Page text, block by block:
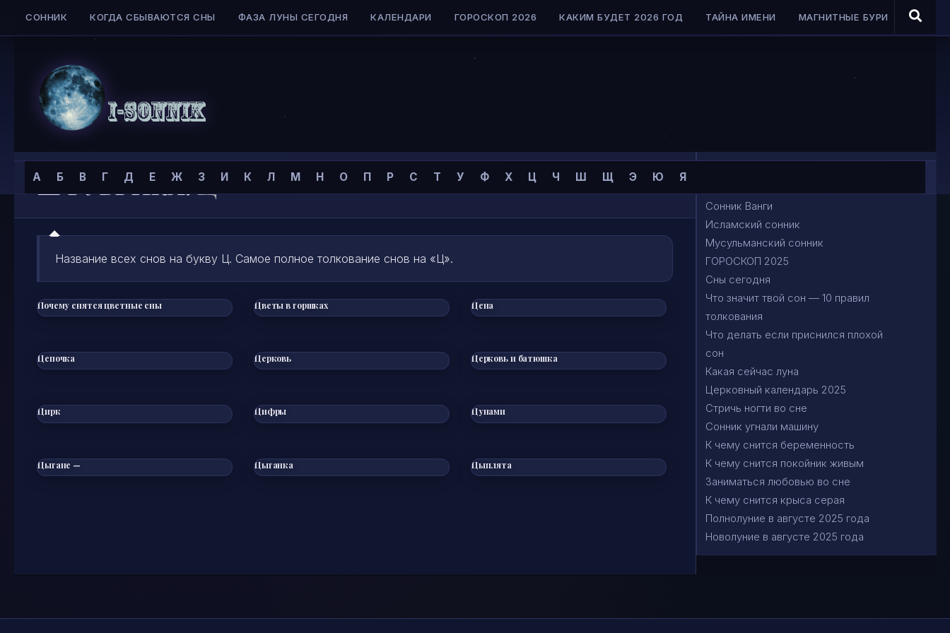
Skip to content
СОННИК КОГДА СБЫВАЮТСЯ СНЫ ФАЗА ЛУНЫ СЕГОДНЯ КАЛЕНДАРИ ГОРОСКОП 2026 КАКИМ БУДЕТ 2026 ГОД ТАЙНА ИМЕНИ МАГНИТНЫЕ БУРИ
Сонник
I-
SONNIK.COM
А Б В Г Д Е Ж З И К Л М Н О П Р С Т У Ф Х Ц Ч Ш Щ Э Ю Я
РУБРИКА:Ц
Название всех снов на букву Ц. Самое полное толкование снов на «Ц».
Почему снятся цветные сны Цветы в горшках Цена
Цепочка Церковь Церковь и батюшка
Цирк Цифры Цунами
Цыгане — Цыганка Цыплята
Сонник Ванги
Исламский сонник
Мусульманский сонник
ГОРОСКОП 2025
Сны сегодня
Что значит твой сон — 10 правил
толкования
Что делать если приснился плохой
сон
Какая сейчас луна
Церковный календарь 2025
Стричь ногти во сне
Сонник угнали машину
К чему снится беременность
К чему снится покойник живым
Заниматься любовью во сне
К чему снится крыса серая
Полнолуние в августе 2025 года
Новолуние в августе 2025 года